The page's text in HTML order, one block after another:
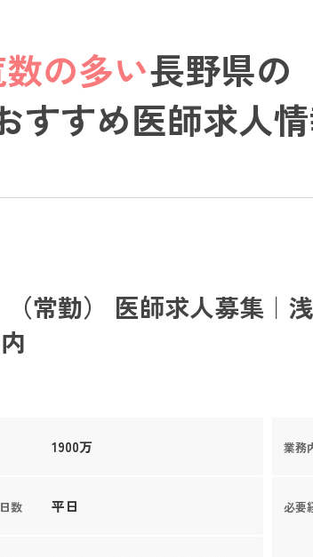
の多い長野県の
すすめ医師求人
（常勤） 医師求人募集｜
1900万
数 平日
業務
必要